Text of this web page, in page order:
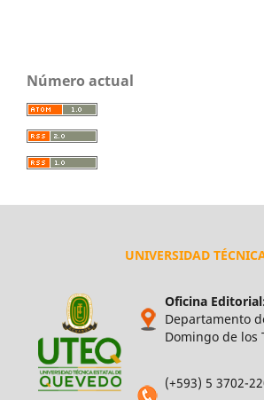
Número actual
UNIVERSIDAD
Oficina
Departamento
Domingo de los
(+593) 5 3702-